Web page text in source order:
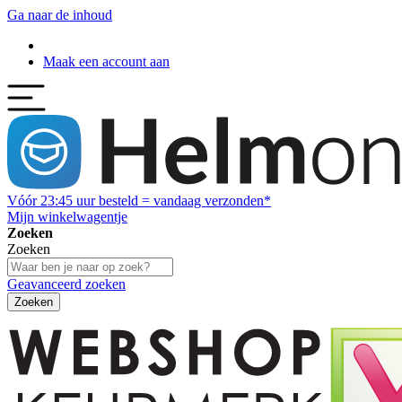
Ga naar de inhoud
Maak een account aan
Vóór 23:45 uur besteld = vandaag verzonden*
Mijn winkelwagentje
Zoeken
Zoeken
Geavanceerd zoeken
Zoeken